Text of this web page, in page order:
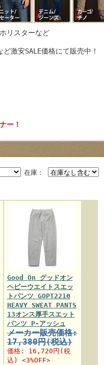
リスターなど
激安SALE価格にて販売中！
ー！
在庫：
Good On グッドオン
ヘビーウエイトスエッ
トパンツ GOPT2210
HEAVY SWEAT PANTS
13オンス厚手スエット
パンツ P-アッシュ
メーカー販売価格:
17,380円(税込)
価格: 16,720円 (税
込) <3%OFF>